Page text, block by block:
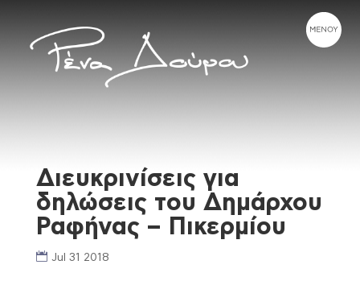
Διευκρινίσεις για
δηλώσεις του Δημάρχου
Ραφήνας – Πικερμίου
Jul 31 2018